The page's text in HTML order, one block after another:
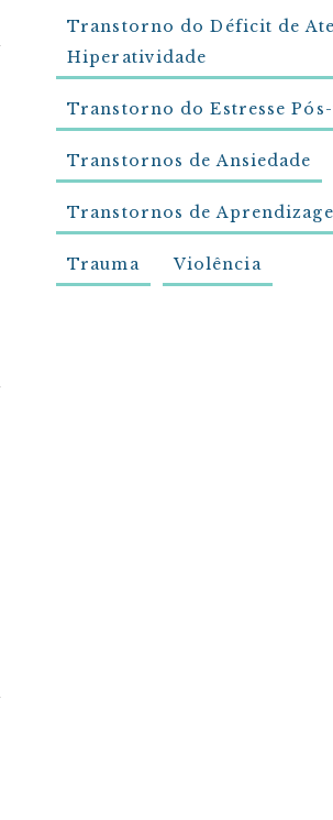
Transtorno do Déficit de
Hiperatividade
Transtorno do Estresse
Transtornos de Ansiedade
Transtornos de
Trauma Violência